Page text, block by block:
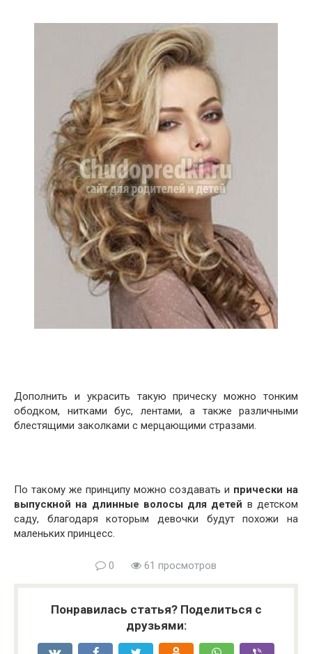
Дополнить и украсить такую прическу можно тонким
ободком, нитками бус, лентами, а также различными
блестящими заколками с мерцающими стразами.
По такому же принципу можно создавать и прически на
выпускной на длинные волосы для детей в детском
саду, благодаря которым девочки будут похожи на
маленьких принцесс.
0 61 просмотров
Понравилась статья? Поделиться с
друзьями: